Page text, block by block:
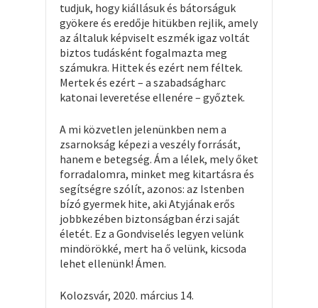
tudjuk, hogy kiállásuk és bátorságuk
gyökere és eredője hitükben rejlik, amely
az általuk képviselt eszmék igaz voltát
biztos tudásként fogalmazta meg
számukra. Hittek és ezért nem féltek.
Mertek és ezért – a szabadságharc
katonai leveretése ellenére – győztek.
A mi közvetlen jelenünkben nem a
zsarnokság képezi a veszély forrását,
hanem e betegség. Ám a lélek, mely őket
forradalomra, minket meg kitartásra és
segítségre szólít, azonos: az Istenben
bízó gyermek hite, aki Atyjának erős
jobbkezében biztonságban érzi saját
életét. Ez a Gondviselés legyen velünk
mindörökké, mert ha ő velünk, kicsoda
lehet ellenünk! Ámen.
Kolozsvár, 2020. március 14.